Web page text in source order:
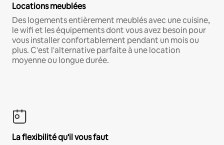
Locations meublées
Des logements entièrement meublés avec une cuisine,
le wifi et les équipements dont vous avez besoin pour
vous installer confortablement pendant un mois ou
plus. C'est l'alternative parfaite à une location
moyenne ou longue durée.
La flexibilité qu'il vous faut